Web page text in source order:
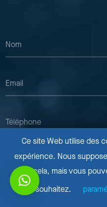
Ce site Web utilise des
expérience. Nous
avec cela, mais vous
souhaitez.